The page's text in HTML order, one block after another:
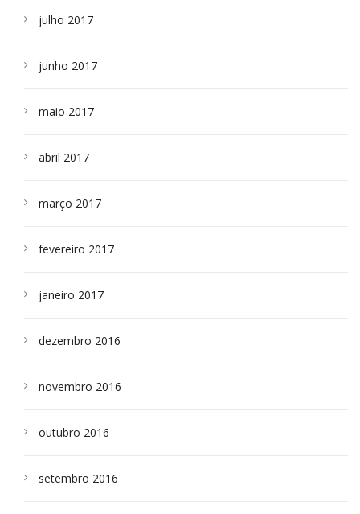
julho 2017
junho 2017
maio 2017
abril 2017
março 2017
fevereiro 2017
janeiro 2017
dezembro 2016
novembro 2016
outubro 2016
setembro 2016